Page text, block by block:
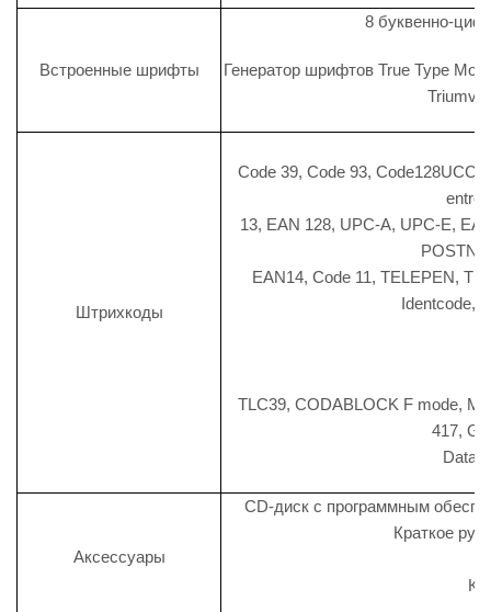
Встроенные шрифты
8 буквенно-
Генератор шрифтов True Type
Штрихкоды
Code 39, Code 93, Code128UCC,
13, EAN 128, UPC-A, UPC-E,
EAN14, Code 11, TELEPEN,
Identcode,
TLC39, CODABLOCK F mode,
417,
Аксессуары
CD-диск с программным
Краткое